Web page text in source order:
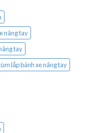
nâng tay
tay
lắp bánh xe nâng tay